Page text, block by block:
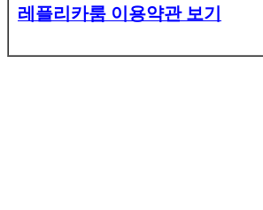
레플리카룸 이용약관 보기